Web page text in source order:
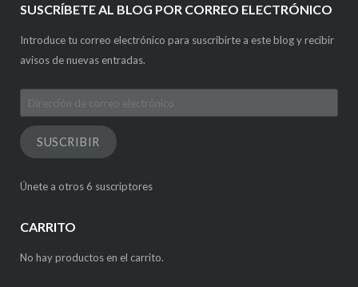
SUSCRÍBETE AL BLOG POR CORREO ELECTRÓNICO
Introduce tu correo electrónico para suscribirte a este blog y recibir
avisos de nuevas entradas.
Dirección
de
correo
electrónico
SUSCRIBIR
Únete a otros 6 suscriptores
CARRITO
No hay productos en el carrito.